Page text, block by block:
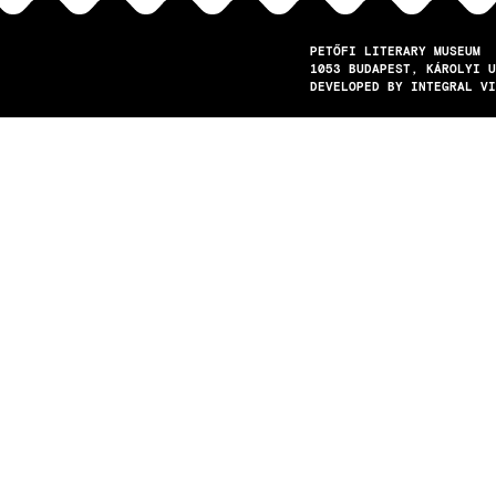
PETŐFI LITERARY MUSEUM
1053
BUDAPEST
KÁROLYI
DEVELOPED BY INTEGRAL